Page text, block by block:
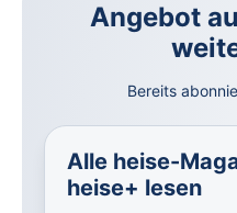
Angebot
Bereits
Alle heise-
heise+ lesen